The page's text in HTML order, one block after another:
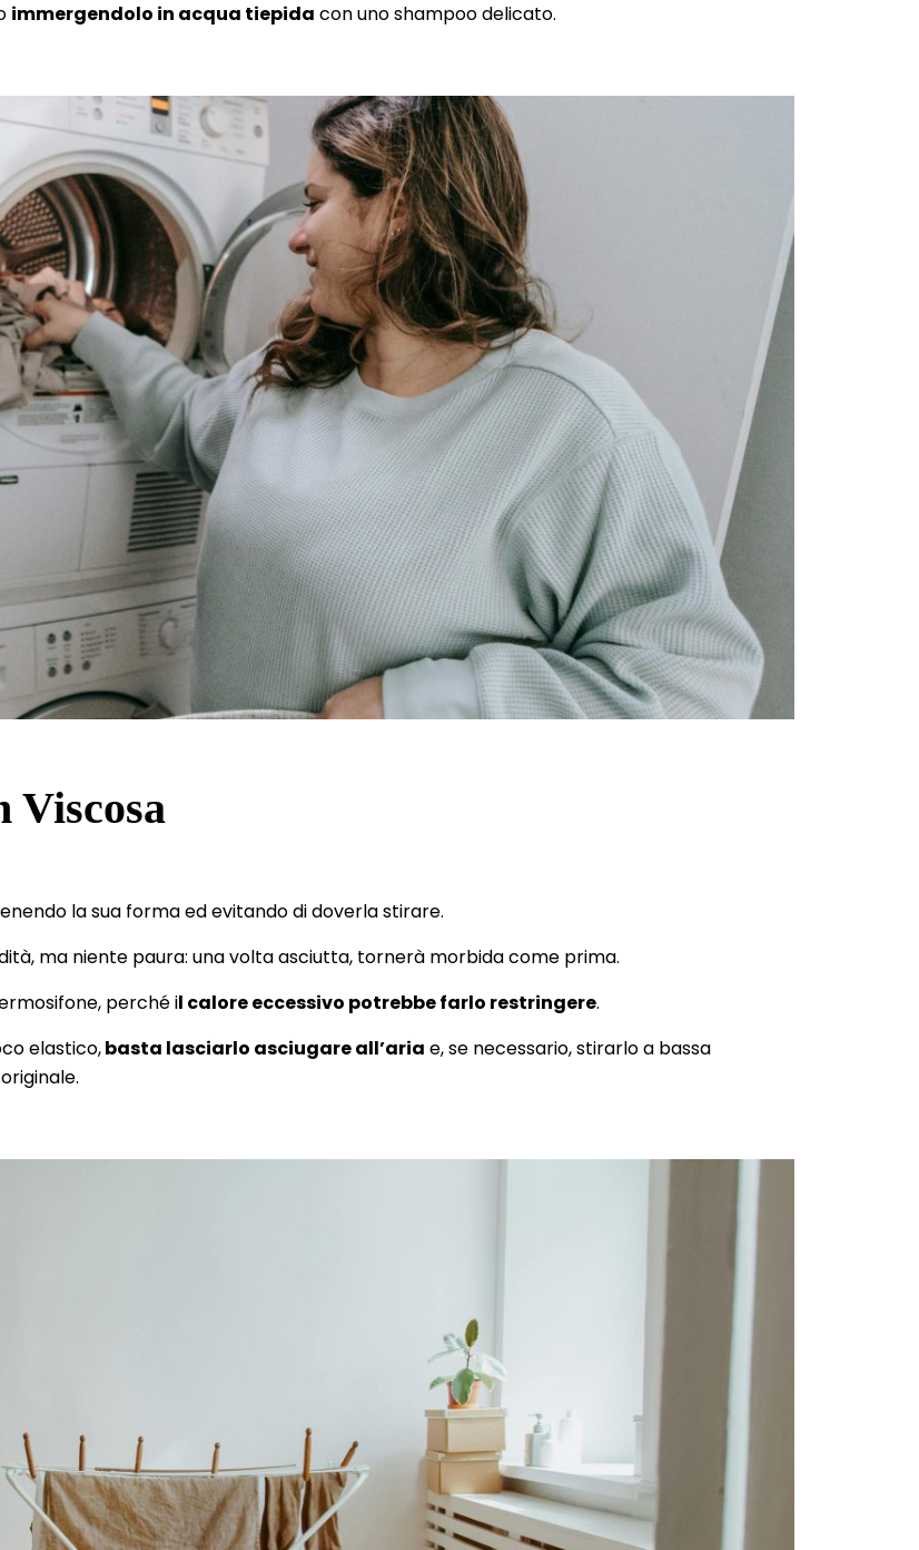
immergendolo in acqua tiepida con uno shampoo delicato.
Viscosa
la sua forma ed evitando di doverla stirare.
ma niente paura: una volta asciutta, tornerà morbida come prima.
perché il calore eccessivo potrebbe farlo restringere.
elastico,basta lasciarlo asciugare all’aria e, se necessario, stirarlo a bassa